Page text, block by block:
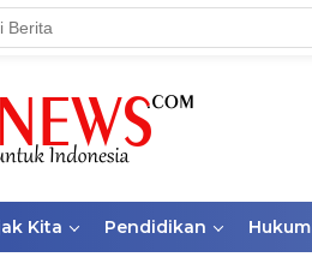
Kita Pendidikan Hukum